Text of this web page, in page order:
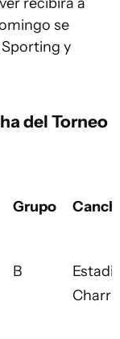
se
y
del Torneo
Grupo
B